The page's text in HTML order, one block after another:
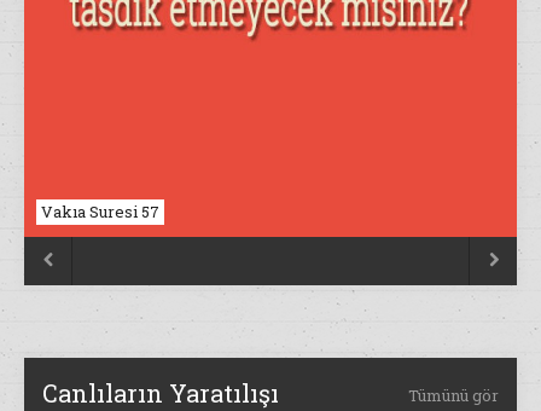
Vakıa Suresi 57
Nahl Suresi 17
 
Canlıların Yaratılışı Tümünü gör